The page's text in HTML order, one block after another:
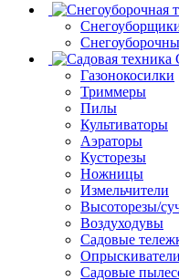
Газонокосилки
Триммеры
Пилы
Культиваторы
Аэраторы
Кусторезы
Ножницы
Измельчители
Высоторезы/
Воздуходувы
Садовые
Опрыскиватели
Садовые